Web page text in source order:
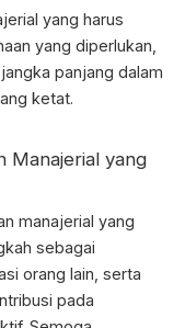
yang harus
yang diperlukan,
panjang dalam
ketat.
Manajerial yang
manajerial yang
sebagai
orang lain, serta
pada